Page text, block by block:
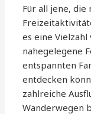
Für all jene, die
es eine
nahegelegene
entspannten
entdecken
zahlreiche
Wanderwegen